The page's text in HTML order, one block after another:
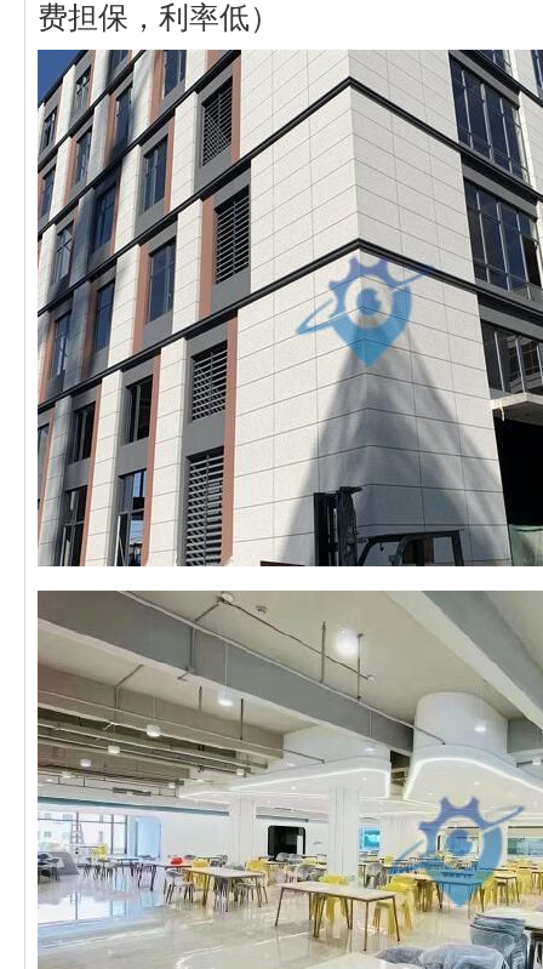
费担保，利率低）